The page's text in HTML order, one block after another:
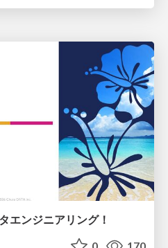
エンジニアリング！